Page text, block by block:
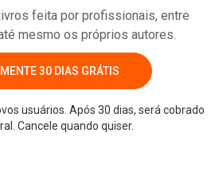
feita por profissionais, entre
mesmo os próprios autores.
30 DIAS GRÁTIS
usuários. Após 30 dias, será cobrado
Cancele quando quiser.